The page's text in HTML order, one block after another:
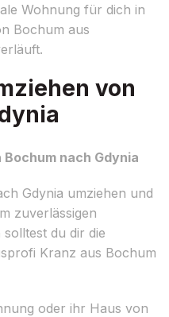
Wohnung für dich in
Bochum aus
von
nach Gdynia
Gdynia umziehen und
zuverlässigen
du dir die
Kranz aus Bochum
oder ihr Haus von